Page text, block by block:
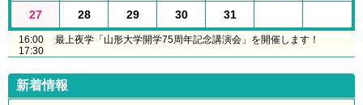
27 28 29 30 31
16:00
17:30
最上夜学「山形大学開学75周年記念講演会」を開催します！
新着情報